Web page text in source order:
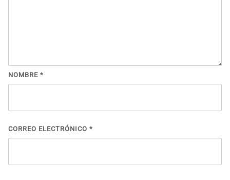
NOMBRE *
CORREO ELECTRÓNICO *